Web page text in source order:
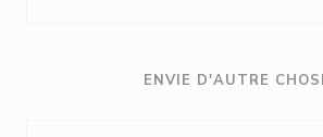
ENVIE D'AUTRE